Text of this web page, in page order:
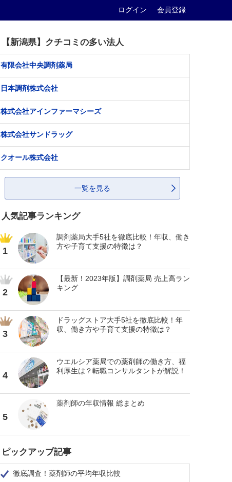
ログイン 会員登録
【新潟県】クチコミの多い法人
有限会社中央調剤薬局
日本調剤株式会社
株式会社アインファーマシーズ
株式会社サンドラッグ
クオール株式会社
一覧を見る
人気記事ランキング
1
調剤薬局大手5社を徹底比較！年収、働き
方や子育て支援の特徴は？
2
【最新！2023年版】調剤薬局 売上高ラン
キング
3
ドラッグストア大手5社を徹底比較！年
収、働き方や子育て支援の特徴は？
4
ウエルシア薬局での薬剤師の働き方、福
利厚生は？転職コンサルタントが解説！
5
薬剤師の年収情報 総まとめ
ピックアップ記事
徹底調査！薬剤師の平均年収比較